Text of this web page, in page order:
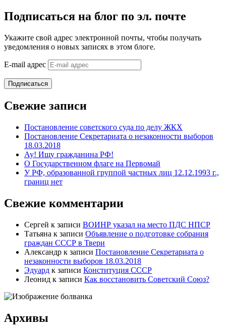
Подписаться на блог по эл. почте
Укажите свой адрес электронной почты, чтобы получать
уведомления о новых записях в этом блоге.
E-mail адрес
Подписаться
Свежие записи
Постановление советского суда по делу ЖКХ
Постановление Секретариата о незаконности выборов
18.03.2018
Ау! Ищу гражданина РФ!
О Государственном флаге на Первомай
У РФ, образованной группой частных лиц 12.12.1993 г.,
границ нет
Свежие комментарии
Сергей к записи ВОИНР указал на место ПДС НПСР
Татьяна к записи Объявление о подготовке собрания
граждан СССР в Твери
Александр к записи Постановление Секретариата о
незаконности выборов 18.03.2018
Эдуард к записи Конституция СССР
Леонид к записи Как восстановить Советский Союз?
Архивы